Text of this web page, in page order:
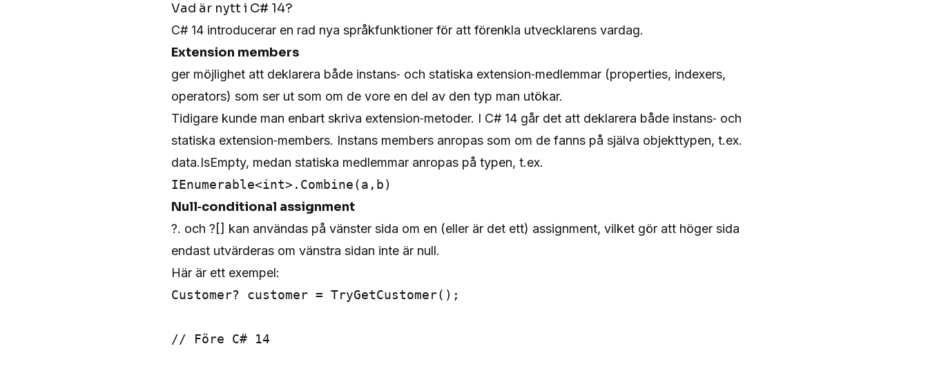
Vad är nytt i C# 14?
C# 14 introducerar en rad nya språkfunktioner för att förenkla utvecklarens vardag.
Extension members
ger möjlighet att deklarera både instans‑ och statiska extension‑medlemmar (properties, indexers,
operators) som ser ut som om de vore en del av den typ man utökar.
Tidigare kunde man enbart skriva extension‑metoder. I C# 14 går det att deklarera både instans‑ och
statiska extension‑members. Instans members anropas som om de fanns på själva objekttypen, t.ex.
data.IsEmpty, medan statiska medlemmar anropas på typen, t.ex.
IEnumerable<int>.Combine(a,b)
Null‑conditional assignment
?. och ?[] kan användas på vänster sida om en (eller är det ett) assignment, vilket gör att höger sida
endast utvärderas om vänstra sidan inte är null.
Här är ett exempel:
Customer? customer = TryGetCustomer();
// Före C# 14